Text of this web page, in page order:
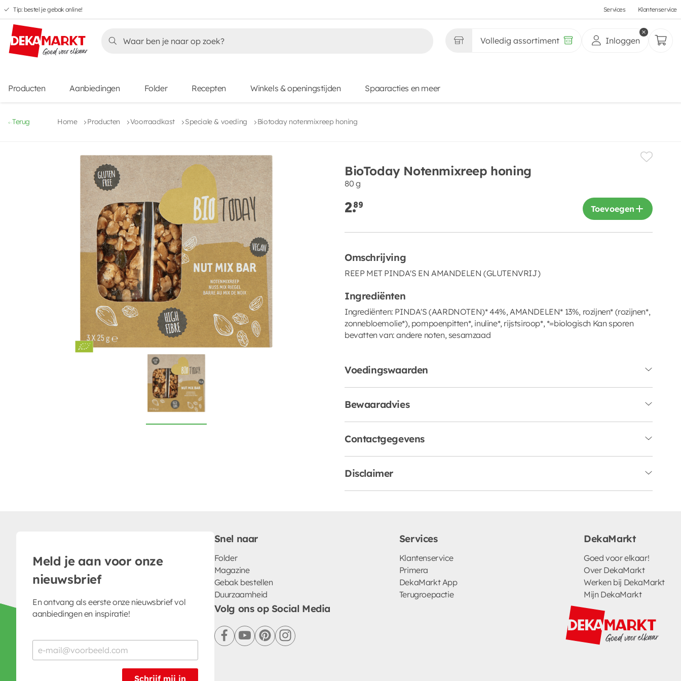
Overslaan
naar
hoofdnavigatie
Overslaan
naar
hoofdinhoud
Overslaan
naar
voettekstinhoud
Overslaan
naar
aanbiedingen
Tip: bestel je gebak online! Services Klantenservice
Volledig assortiment Inloggen
Producten Aanbiedingen Folder Recepten Winkels & openingstijden Spaaracties en meer
Terug Home Producten Voorraadkast Speciale & voeding Biotoday notenmixreep honing
BioToday Notenmixreep honing
80 g
2.89 Toevoegen
Omschrijving
REEP MET PINDA'S EN AMANDELEN (GLUTENVRIJ)
Ingrediënten
Ingrediënten: PINDA'S (AARDNOTEN)* 44%, AMANDELEN* 13%, rozijnen* (rozijnen*,
zonnebloemolie*), pompoenpitten*, inuline*, rijstsiroop*, *=biologisch Kan sporen
bevatten van: andere noten, sesamzaad
Voedingswaarden
Bewaaradvies
Contactgegevens
Disclaimer
Meld je aan voor onze
nieuwsbrief
En ontvang als eerste onze nieuwsbrief vol
aanbiedingen en inspiratie!
Schrijf mij in
Snel naar
Folder
Magazine
Gebak bestellen
Duurzaamheid
Services
Klantenservice
Primera
DekaMarkt App
Terugroepactie
DekaMarkt
Goed voor elkaar!
Over DekaMarkt
Werken bij DekaMarkt
Mijn DekaMarkt
Volg ons op Social Media
facebookyoutubepinterestinstagram